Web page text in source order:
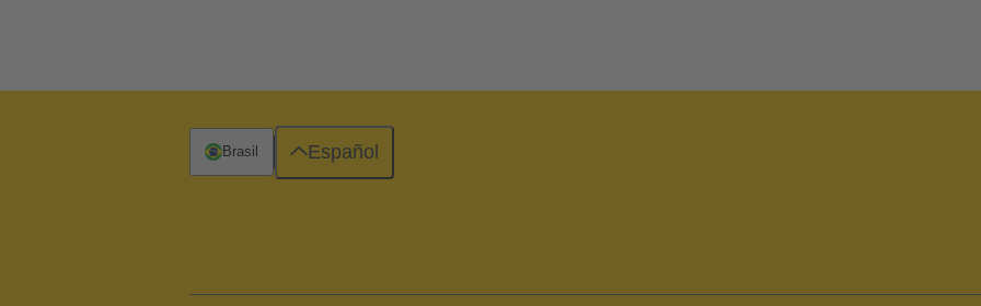
Brasil Español